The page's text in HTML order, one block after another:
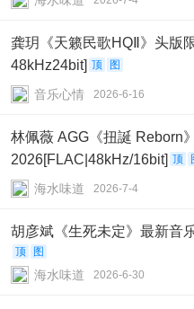
龚玥《天籁民歌HQⅡ》头版
48kHz24bit] 顶 图
音乐心情 2026-6-16
林佩薇 AGG《扭誕 Reborn
2026[FLAC|48kHz/16bit] 顶
海水味道 2026-7-4
胡彦斌《生死未定》最新音
顶 图
海水味道 2026-6-30